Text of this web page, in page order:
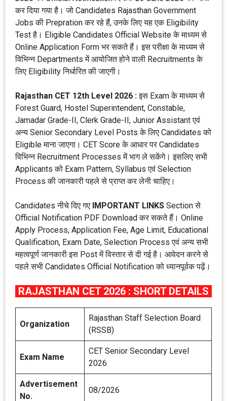
कर दिया गया है। जो Candidates Rajasthan Government
Jobs की Prepration कर रहे हैं, उनके लिए यह एक Eligibility
Test है। Eligible Candidates Official Website के माध्यम से
Online Application Form भर सकते हैं। इस परीक्षा के माध्यम से
विभिन्न Departments में आयोजित होने वाली Recruitments के
लिए Eligibility निर्धारित की जाएगी।
Rajasthan CET 12th Level 2026 :इस Exam के माध्यम से
Forest Guard, Hostel Superintendent, Constable,
Jamadar Grade-II, Clerk Grade-II, Junior Assistant एवं
अन्य Senior Secondary Level Posts के लिए Candidates को
Eligible माना जाएगा। CET Score के आधार पर Candidates
विभिन्न Recruitment Processes में भाग ले सकेंगे। इसलिए सभी
Applicants को Exam Pattern, Syllabus एवं Selection
Process की जानकारी पहले से प्राप्त कर लेनी चाहिए।
Candidates नीचे दिए गए IMPORTANT LINKS Section से
Official Notification PDF Download कर सकते हैं। Online
Apply Process, Application Fee, Age Limit, Educational
Qualification, Exam Date, Selection Process एवं अन्य सभी
महत्वपूर्ण जानकारी इस Post में विस्तार से दी गई है। आवेदन करने से
पहले सभी Candidates Official Notification को ध्यानपूर्वक पढ़ें।
RAJASTHAN CET 2026 : SHORT DETAILS
Organization
Rajasthan Staff Selection Board
(RSSB)
Exam Name
CET Senior Secondary Level
2026
Advertisement
No.
08/2026